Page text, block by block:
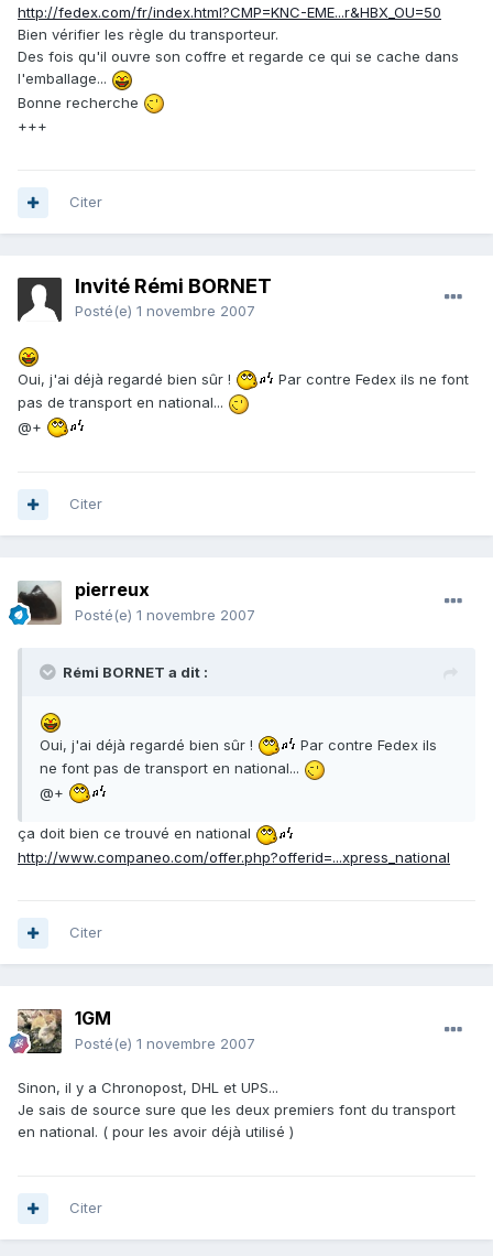
http://fedex.com/fr/index.html?CMP=KNC-EME...r&HBX_OU=50
Bien vérifier les règle du transporteur.
Des fois qu'il ouvre son coffre et regarde ce qui se cache dans
l'emballage...
Bonne recherche
+++
Citer
Invité Rémi BORNET
Posté(e) 1 novembre 2007
Oui, j'ai déjà regardé bien sûr !
Par contre Fedex ils ne font
pas de transport en national...
@+
Citer
pierreux
Posté(e) 1 novembre 2007
Rémi BORNET a dit :
Oui, j'ai déjà regardé bien sûr !
Par contre Fedex ils
ne font pas de transport en national...
@+
ça doit bien ce trouvé en national
http://www.companeo.com/offer.php?offerid=...xpress_national
Citer
1GM
Posté(e) 1 novembre 2007
Sinon, il y a Chronopost, DHL et UPS...
Je sais de source sure que les deux premiers font du transport
en national. ( pour les avoir déjà utilisé )
Citer